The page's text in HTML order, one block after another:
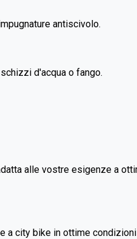
antiscivolo.
d'acqua o fango.
alle vostre esigenze a
a city bike in ottime